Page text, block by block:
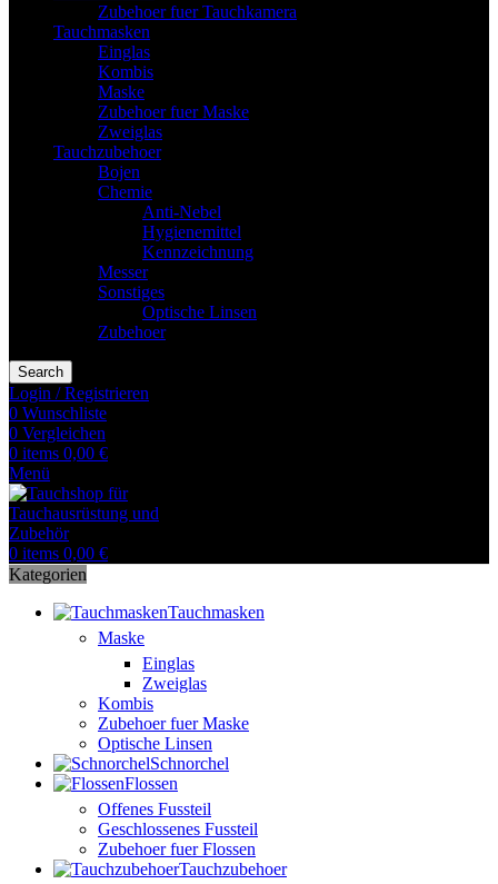
Zubehoer fuer Tauchkamera
Tauchmasken
Einglas
Kombis
Maske
Zubehoer fuer Maske
Zweiglas
Tauchzubehoer
Bojen
Chemie
Anti-Nebel
Hygienemittel
Kennzeichnung
Messer
Sonstiges
Optische Linsen
Zubehoer
Search
Login / Registrieren
0 Wunschliste
0 Vergleichen
0 items 0,00 €
Menü
0 items 0,00 €
Kategorien
Tauchmasken
Maske
Einglas
Zweiglas
Kombis
Zubehoer fuer Maske
Optische Linsen
Schnorchel
Flossen
Offenes Fussteil
Geschlossenes Fussteil
Zubehoer fuer Flossen
Tauchzubehoer